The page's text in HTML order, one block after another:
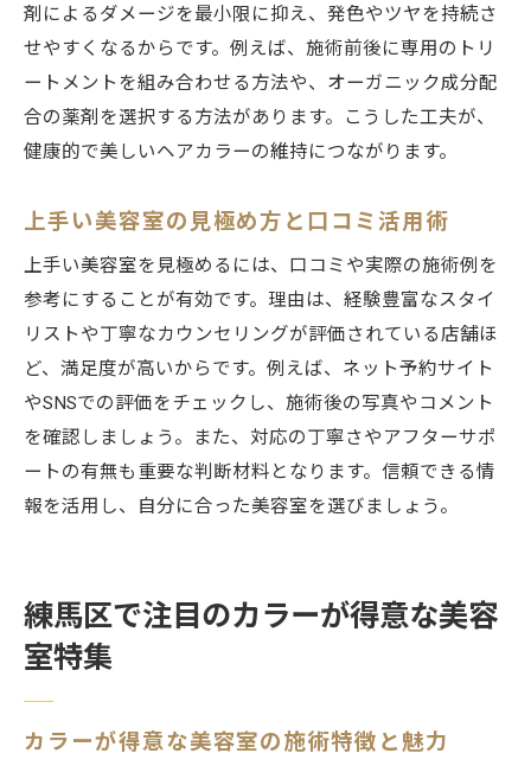
美容室のケア方法と効果を徹底比較
カラー専門美容室のサービス特徴まとめ
自分に合う美容室カラーの見極め方まとめ
ント
美容室のカウンセリング活用術と体験談
練馬区で選ばれる美容室の共通点とは
ヘアカラーの仕上がり満足度を高める工夫
美容室口コミの見極め方と選び方ガイド
まとめ：自分に合う美容室の探し方とポイ
ント
剤によるダメージを最小限に抑え、発色やツヤを持続さ
せやすくなるからです。例えば、施術前後に専用のトリ
ートメントを組み合わせる方法や、オーガニック成分配
合の薬剤を選択する方法があります。こうした工夫が、
健康的で美しいヘアカラーの維持につながります。
上手い美容室の見極め方と口コミ活用術
上手い美容室を見極めるには、口コミや実際の施術例を
参考にすることが有効です。理由は、経験豊富なスタイ
リストや丁寧なカウンセリングが評価されている店舗ほ
ど、満足度が高いからです。例えば、ネット予約サイト
やSNSでの評価をチェックし、施術後の写真やコメント
を確認しましょう。また、対応の丁寧さやアフターサポ
ートの有無も重要な判断材料となります。信頼できる情
報を活用し、自分に合った美容室を選びましょう。
練馬区で注目のカラーが得意な美容
室特集
カラーが得意な美容室の施術特徴と魅力